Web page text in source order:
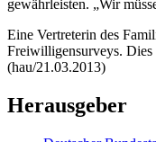
gewährleisten. „Wir
Eine Vertreterin des
Freiwilligensurveys. Dies
(hau/21.03.2013)
Herausgeber